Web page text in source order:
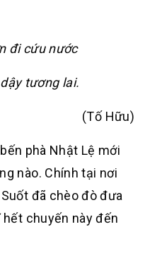
đi cứu nước
tương lai.
(Tố Hữu)
phà Nhật Lệ mới
nào. Chính tại nơi
đã chèo đò đưa
chuyến này đến